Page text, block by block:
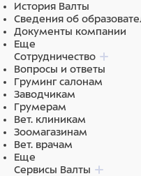
История Валты
Сведения об
Документы компании
Еще
Сотрудничество
Вопросы и ответы
Груминг салонам
Заводчикам
Грумерам
Вет. клиникам
Зоомагазинам
Вет. врачам
Еще
Сервисы Валты